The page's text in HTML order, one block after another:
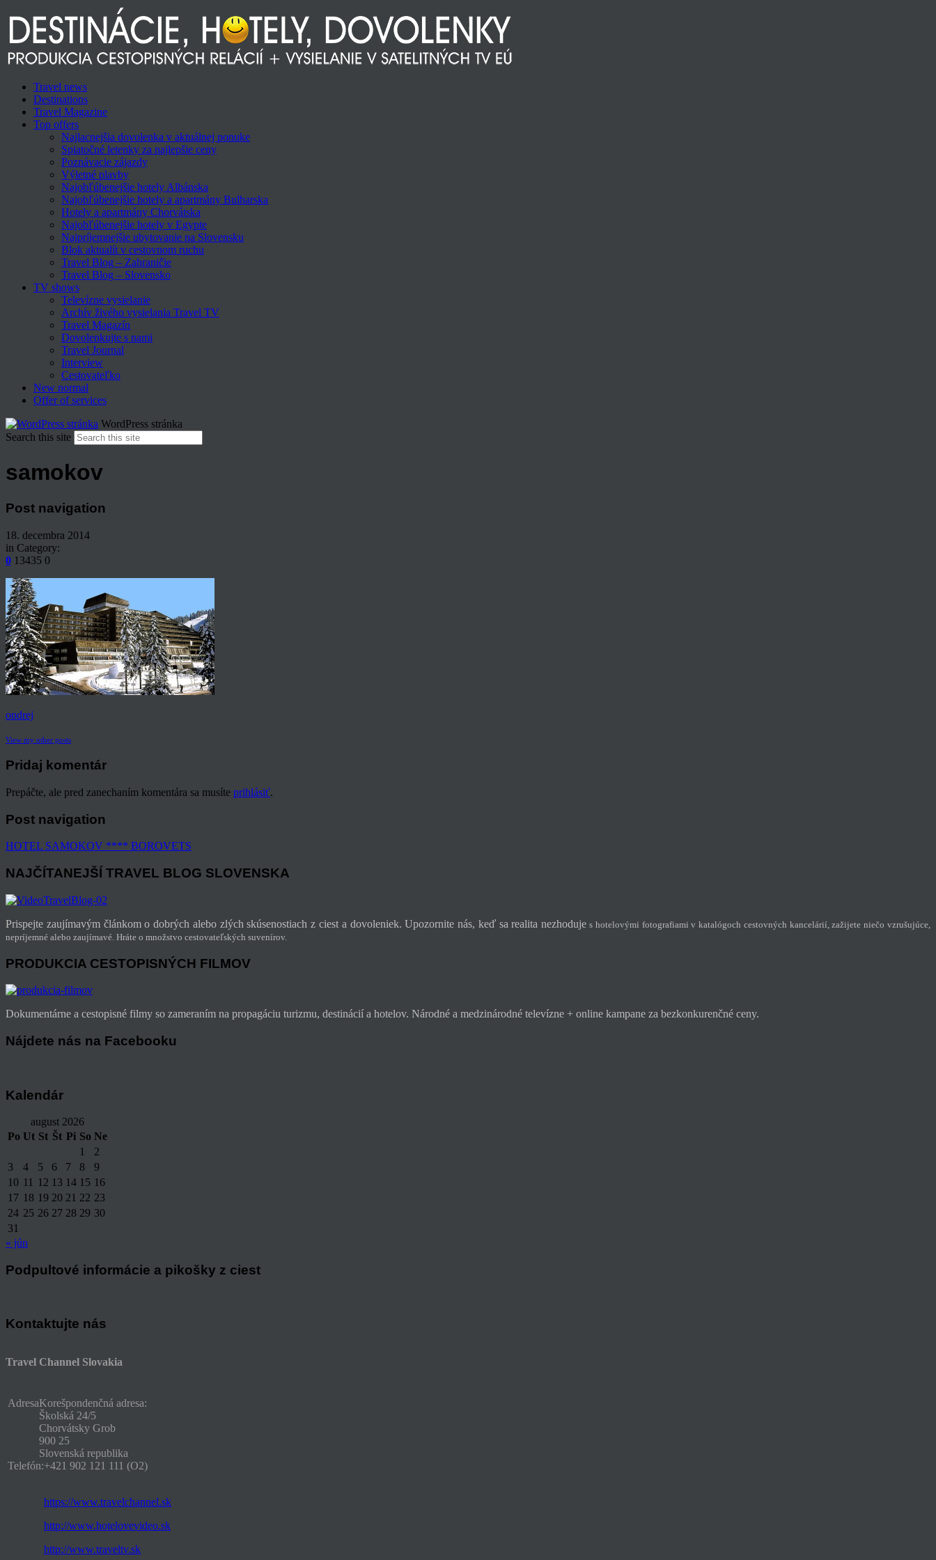
Travel news
Destinations
Travel Magazine
Top offers
Najlacnejšia dovolenka v aktuálnej ponuke
Spiatočné letenky za najlepšie ceny
Poznávacie zájazdy
Výletné plavby
Najobľúbenejšie hotely Albánska
Najobľúbenejšie hotely a apartmány Bulharska
Hotely a apartmány Chorvátska
Najobľúbenejšie hotely v Egypte
Najpríjemnejšie ubytovanie na Slovensku
Blok aktualít v cestovnom ruchu
Travel Blog – Zahraničie
Travel Blog – Slovensko
TV shows
Televízne vysielanie
Archív živého vysielania Travel TV
Travel Magazín
Dovolenkujte s nami
Travel Journal
Interview
Cestovateľko
New normal
Offer of services
WordPress stránka
Search this site
samokov
Post navigation
18. decembra 2014
in Category:
0 13435 0
ondrej
View my other posts
Pridaj komentár
Prepáčte, ale pred zanechaním komentára sa musíte prihlásiť.
Post navigation
HOTEL SAMOKOV **** BOROVETS
NAJČÍTANEJŠÍ TRAVEL BLOG SLOVENSKA
Prispejte zaujímavým článkom o dobrých alebo zlých skúsenostiach z ciest a dovoleniek. Upozornite nás, keď sa realita nezhoduje s hotelovými fotografiami v katalógoch cestovných kancelárií, zažijete niečo vzrušujúce,
nepríjemné alebo zaujímavé. Hráte o množstvo cestovateľských suvenírov.
PRODUKCIA CESTOPISNÝCH FILMOV
Dokumentárne a cestopisné filmy so zameraním na propagáciu turizmu, destinácií a hotelov. Národné a medzinárodné televízne + online kampane za bezkonkurenčné ceny.
Nájdete nás na Facebooku
Kalendár
august 2026
Po Ut St Št Pi So Ne
1
2
3
4 5 6 7 8
9
10 11 12 13 14 15 16
17 18 19 20 21 22 23
24 25 26 27 28 29 30
31
« jún
Podpultové informácie a pikošky z ciest
Kontaktujte nás
Travel Channel Slovakia
AdresaKorešpondenčná adresa:
Školská 24/5
Chorvátsky Grob
900 25
Slovenská republika
Telefón:+421 902 121 111 (O2)
https://www.travelchannel.sk
http://www.hotelovevideo.sk
http://www.traveltv.sk